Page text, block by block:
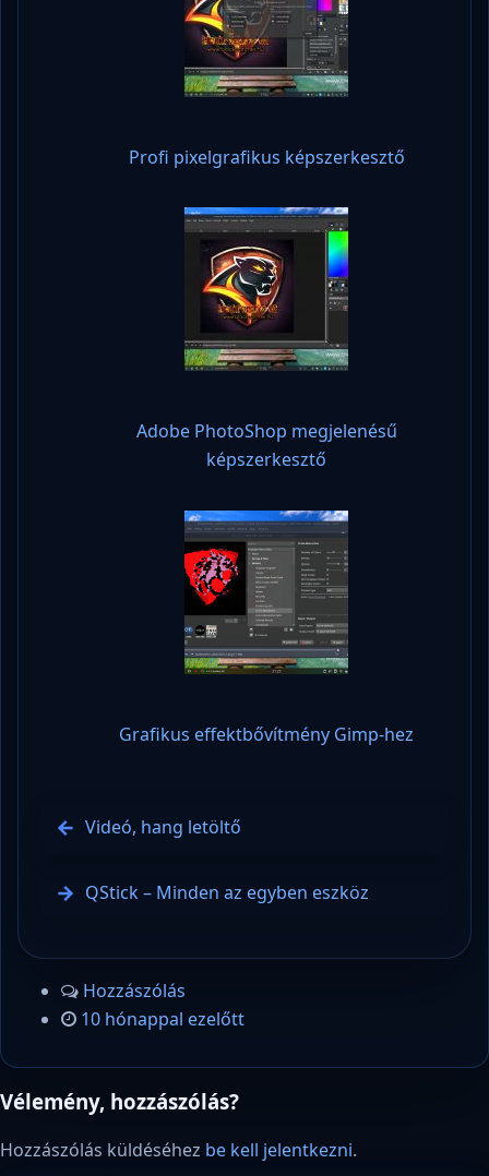
Profi pixelgrafikus képszerkesztő
Adobe PhotoShop megjelenésű
képszerkesztő
Grafikus effektbővítmény Gimp-hez
Videó, hang letöltő
QStick – Minden az egyben eszköz
Hozzászólás
10 hónappal ezelőtt
Vélemény, hozzászólás?
Hozzászólás küldéséhez be kell jelentkezni.